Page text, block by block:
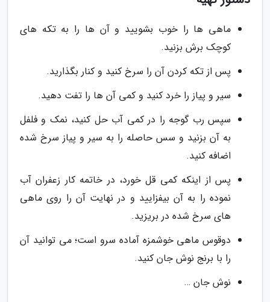
ماهی ها را خوب بشویید و آن ها را به تکه های
کوچک برش بزنید.
پس از تکه کردن آن را سرخ کنید و کنار بگذارید.
سیر و پیاز را خرد کنید و کمی آن ها را تفت دهید.
سپس رب گوجه را در کمی آب حل کنید، نمک و فلفل
به آن بزنید و سس حاصله را به سیر و پیاز سرخ شده
اضافه کنید.
پس از اینکه کمی قل خورد، در خاتمه کار زعفران آب
نموده را به آن بیفزایید و در نهایت آن را روی ماهی
های سرخ شده در بریزید.
دوقوس ماهی خوشمزه آماده سرو است؛ می توانید آن
را با برنج نوش جان کنید.
نوش جان …